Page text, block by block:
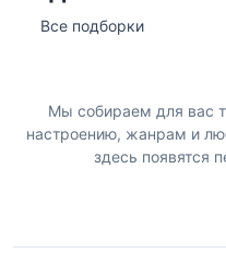
Все подборки
Мы собираем для вас
настроению, жанрам и
здесь появятся